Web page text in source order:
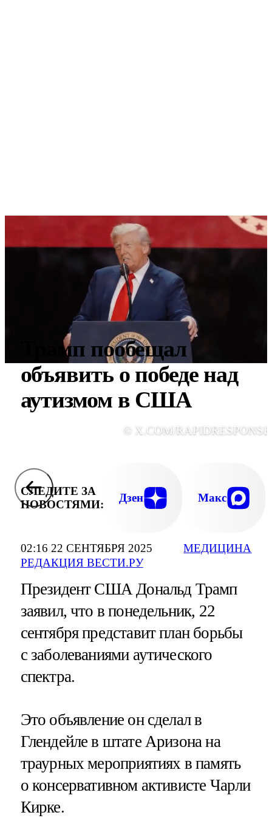
02:16 22 СЕНТЯБРЯ 2025
РЕДАКЦИЯ ВЕСТИ.РУ
МЕДИЦИНА
Трамп пообещал
объявить о победе над
аутизмом в США
© X.COM/
СЛЕДИТЕ ЗА
НОВОСТЯМИ:
Дзен Макс
Президент США Дональд Трамп
заявил, что в понедельник, 22
сентября представит план борьбы
с заболеваниями аутического
спектра.
Это объявление он сделал в
Глендейле в штате Аризона на
траурных мероприятиях в память
о консервативном активисте Чарли
Кирке.